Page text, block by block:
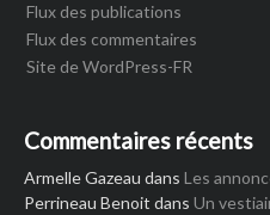
Flux des publications
Flux des commentaires
Site de WordPress-FR
Commentaires récents
Armelle Gazeau dans Les
Perrineau Benoit dans Un